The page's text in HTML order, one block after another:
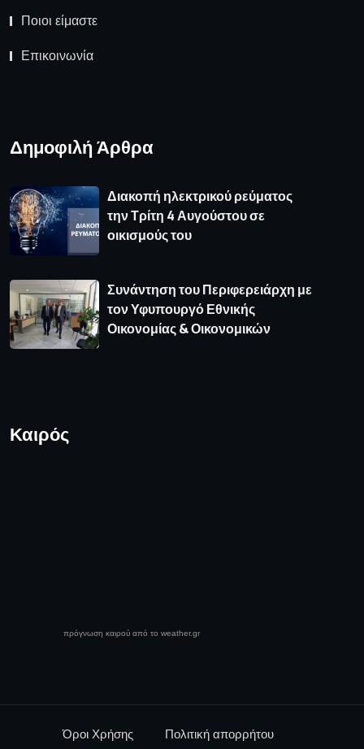
Ποιοι είμαστε
Επικοινωνία
Δημοφιλή Άρθρα
Διακοπή ηλεκτρικού ρεύματος
την Τρίτη 4 Αυγούστου σε
οικισμούς του
Συνάντηση του Περιφερειάρχη με
τον Υφυπουργό Εθνικής
Οικονομίας & Οικονομικών
Καιρός
πρόγνωση καιρού από το weather.gr
Όροι Χρήσης Πολιτική απορρήτου